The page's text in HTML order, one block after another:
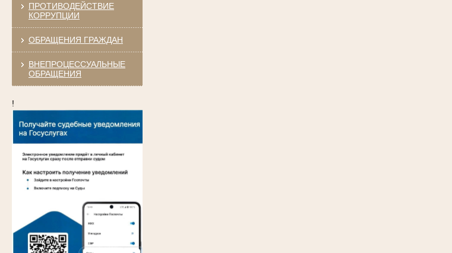
ПРОТИВОДЕЙСТВИЕ
КОРРУПЦИИ
ОБРАЩЕНИЯ ГРАЖДАН
ВНЕПРОЦЕССУАЛЬНЫЕ
ОБРАЩЕНИЯ
!